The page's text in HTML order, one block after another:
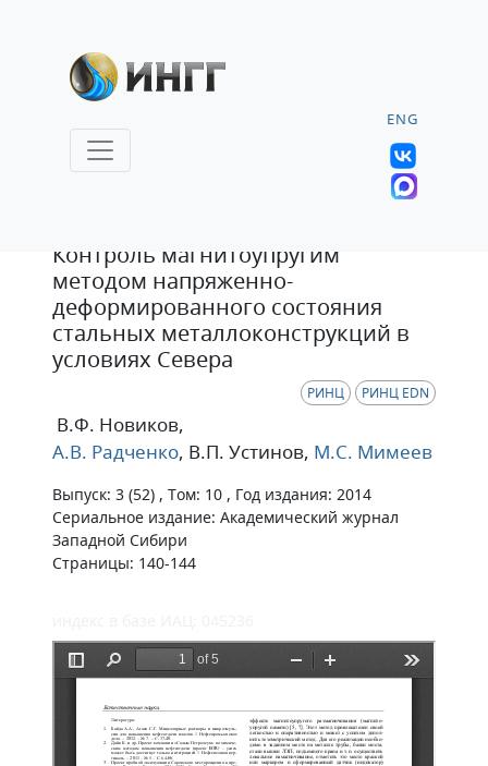
ENG
Контроль магнитоупругим
методом напряженно-
деформированного состояния
стальных металлоконструкций в
условиях Севера
РИНЦ РИНЦ EDN
В.Ф. Новиков,
А.В. Радченко, В.П. Устинов, М.С. Мимеев
Выпуск: 3 (52) , Том: 10 , Год издания: 2014
Сериальное издание: Академический журнал
Западной Сибири
Страницы: 140-144